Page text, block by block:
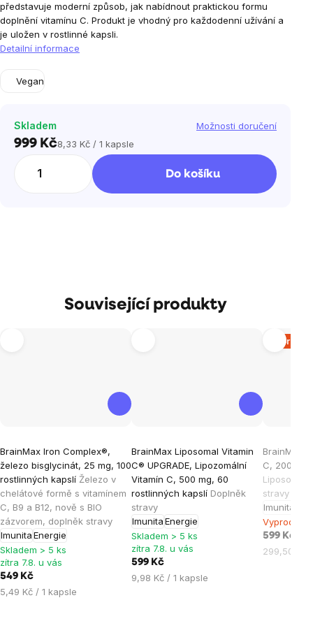
představuje moderní způsob, jak nabídnout praktickou formu
doplnění vitamínu C. Produkt je vhodný pro každodenní užívání a
je uložen v rostlinné kapsli.
Detailní informace
Vegan
Skladem Možnosti doručení
999 KčMěrná
8,33 Kč / 1 kapsle
Do košíku
Související produkty
BrainMax Iron Complex®,
železo bisglycinát, 25 mg, 100
rostlinných kapslí Železo v
chelátové formě s vitamínem
C, B9 a B12, nově s BIO
zázvorem, doplněk stravy
ImunitaEnergie
hodnocení
produktu
je
4,8
z
5
hvězdiček.
Skladem > 5 ks
zítra 7.8. u vás
549 Kč
Měrná
5,49 Kč / 1 kapsle
BrainMax Liposomal Vitamin
C® UPGRADE, Lipozomální
Vitamín C, 500 mg, 60
rostlinných kapslí Doplněk
stravy
ImunitaEnergie
hodnocení
produktu
je
5,0
z
5
hvězdiček.
Skladem > 5 ks
zítra 7.8. u vás
599 Kč
Měrná
9,98 Kč / 1 kapsle
BrainMax
C, 200 ml
Liposomal
stravy
Imunita
produktu
je
5,0
z
5
Vyprodáno
599 Kč
Měrná
299,50 Kč